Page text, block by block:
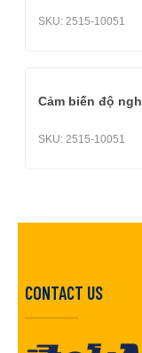
SKU: 2515-10051
Cảm biến độ
SKU: 2515-10051
CONTACT US